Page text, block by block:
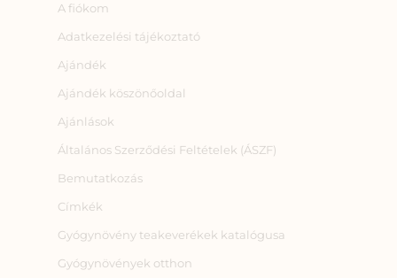
A fiókom
Adatkezelési tájékoztató
Ajándék
Ajándék köszönőoldal
Ajánlások
Általános Szerződési Feltételek (ÁSZF)
Bemutatkozás
Címkék
Gyógynövény teakeverékek katalógusa
Gyógynövények otthon